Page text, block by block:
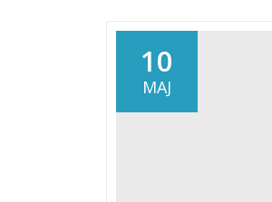
10
MAJ